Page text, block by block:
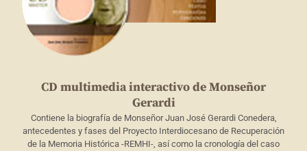
CD multimedia interactivo de Monseñor
Gerardi
Contiene la biografía de Monseñor Juan José Gerardi Conedera,
antecedentes y fases del Proyecto Interdiocesano de Recuperación
de la Memoria Histórica -REMHI-, así como la cronología del caso